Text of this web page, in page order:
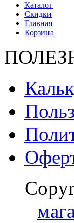
Каталог
Скидки
Главная
Корзина